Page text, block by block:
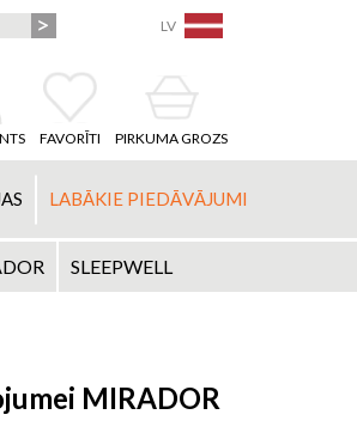
LV
FAVORĪTI PIRKUMA GROZS
LABĀKIE PIEDĀVĀJUMI
SLEEPWELL
MIRADOR